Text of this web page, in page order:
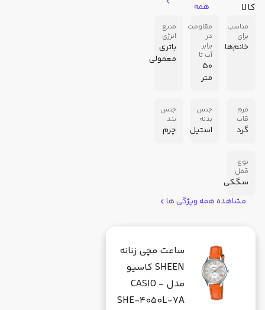
کالا
همه
مناسب
برای
خانم‌ها
مقاومت
در
برابر
آب تا
50
متر
منبع
انرژی
باتری
معمولی
فرم
قاب
گرد
جنس
بدنه
استیل
جنس
بند
چرم
نوع
قفل
سگکی
مشاهده همه ویژگی ها
ساعت مچی زنانه
SHEEN کاسیو
مدل CASIO -
SHE-4050L-7A